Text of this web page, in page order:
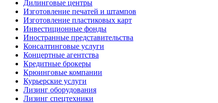
Дилинговые центры
Изготовление печатей и штампов
Изготовление пластиковых карт
Инвестиционные фонды
Иностранные представительства
Консалтинговые услуги
Концертные агентства
Кредитные брокеры
Крюинговые компании
Курьерские услуги
Лизинг оборудования
Лизинг спецтехники